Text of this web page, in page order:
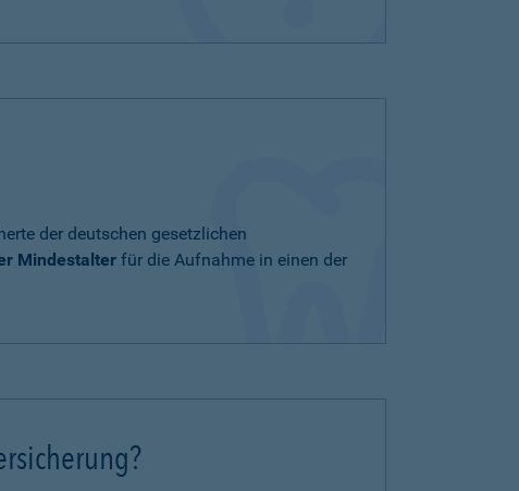
der deutschen gesetzlichen
Mindestalter für die Aufnahme in einen der